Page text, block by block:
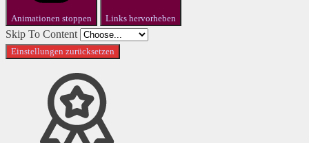
Animationen stoppen Links hervorheben
Skip To Content
Einstellungen zurücksetzen